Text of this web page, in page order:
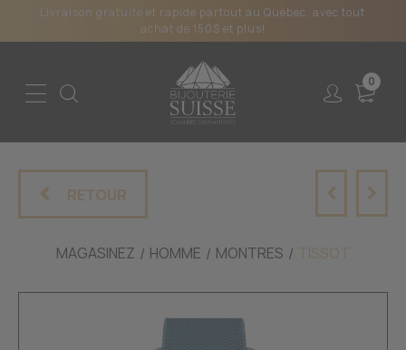
Livraison gratuite et rapide partout au Québec, avec tout
achat de 150$ et plus!
0
RETOUR
MAGASINEZ HOMME MONTRES TISSOT